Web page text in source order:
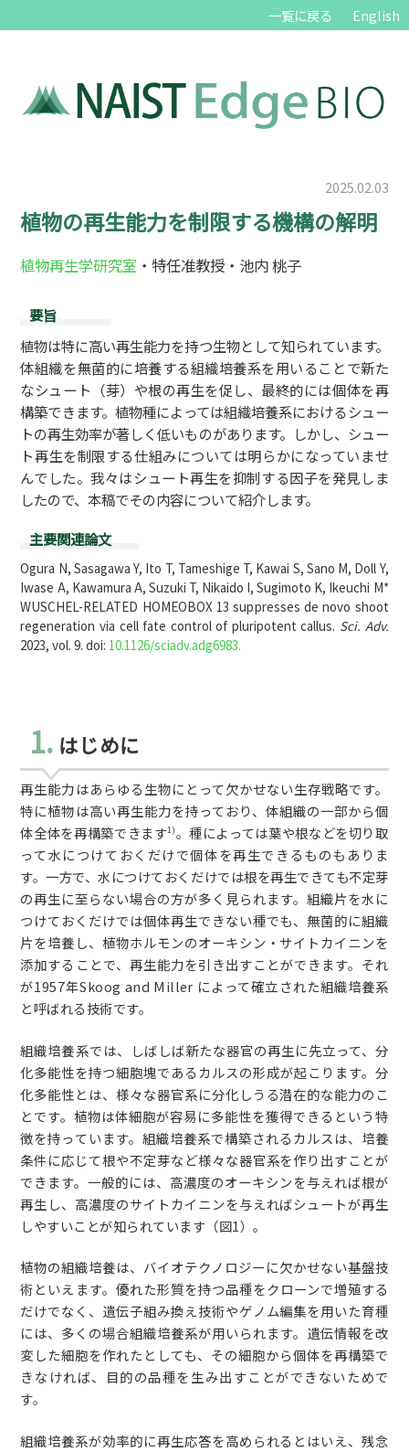
一覧に戻る English
2025.02.03
植物の再生能力を制限する機構の解明
植物再生学研究室 ・特任准教授・池内 桃子
要旨
植物は特に高い再生能力を持つ生物として知られています。
体組織を無菌的に培養する組織培養系を用いることで新た
なシュート（芽）や根の再生を促し、最終的には個体を再
構築できます。植物種によっては組織培養系におけるシュー
トの再生効率が著しく低いものがあります。しかし、シュー
ト再生を制限する仕組みについては明らかになっていませ
んでした。我々はシュート再生を抑制する因子を発見しま
したので、本稿でその内容について紹介します。
主要関連論文
Ogura N, Sasagawa Y, Ito T, Tameshige T, Kawai S, Sano M, Doll Y,
Iwase A, Kawamura A, Suzuki T, Nikaido I, Sugimoto K, Ikeuchi M*
WUSCHEL-RELATED HOMEOBOX 13 suppresses de novo shoot
regeneration via cell fate control of pluripotent callus. Sci. Adv.
2023, vol. 9. doi: 10.1126/sciadv.adg6983.
1. はじめに
再生能力はあらゆる生物にとって欠かせない生存戦略です。
特に植物は高い再生能力を持っており、体組織の一部から個
体全体を再構築できます1)。種によっては葉や根などを切り取
って水につけておくだけで個体を再生できるものもありま
す。一方で、水につけておくだけでは根を再生できても不定芽
の再生に至らない場合の方が多く見られます。組織片を水に
つけておくだけでは個体再生できない種でも、無菌的に組織
片を培養し、植物ホルモンのオーキシン・サイトカイニンを
添加することで、再生能力を引き出すことができます。それ
が1957年Skoog and Miller によって確立された組織培養系
と呼ばれる技術です。
組織培養系では、しばしば新たな器官の再生に先立って、分
化多能性を持つ細胞塊であるカルスの形成が起こります。分
化多能性とは、様々な器官系に分化しうる潜在的な能力のこ
とです。植物は体細胞が容易に多能性を獲得できるという特
徴を持っています。組織培養系で構築されるカルスは、培養
条件に応じて根や不定芽など様々な器官系を作り出すことが
できます。一般的には、高濃度のオーキシンを与えれば根が
再生し、高濃度のサイトカイニンを与えればシュートが再生
しやすいことが知られています（図1）。
植物の組織培養は、バイオテクノロジーに欠かせない基盤技
術といえます。優れた形質を持つ品種をクローンで増殖する
だけでなく、遺伝子組み換え技術やゲノム編集を用いた育種
には、多くの場合組織培養系が用いられます。遺伝情報を改
変した細胞を作れたとしても、その細胞から個体を再構築で
きなければ、目的の品種を生み出すことができないためで
す。
組織培養系が効率的に再生応答を高められるとはいえ、残念